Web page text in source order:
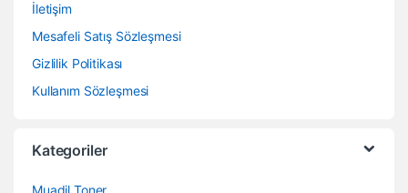
İletişim
Mesafeli Satış Sözleşmesi
Gizlilik Politikası
Kullanım Sözleşmesi
Kategoriler